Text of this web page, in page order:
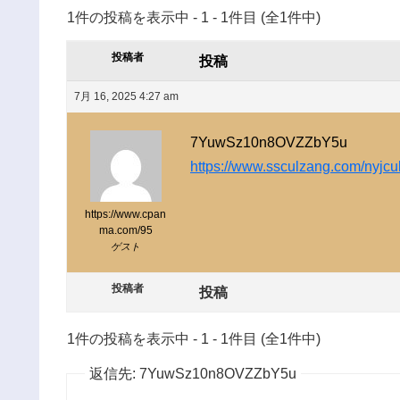
1件の投稿を表示中 - 1 - 1件目 (全1件中)
投稿者 投稿
7月 16, 2025 4:27 am
https://www.cpan
ma.com/95
ゲスト
7YuwSz10n8OVZZbY5u
https://www.ssculzang.com/
投稿者 投稿
1件の投稿を表示中 - 1 - 1件目 (全1件中)
返信先: 7YuwSz10n8OVZZbY5u